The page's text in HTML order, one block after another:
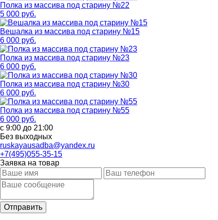
Полка из массива под старину №22
5 000 руб.
Вешалка из массива под старину №15
6 000 руб.
Полка из массива под старину №23
6 000 руб.
Полка из массива под старину №30
6 000 руб.
Полка из массива под старину №55
6 000 руб.
с 9:00 до 21:00
Без выходных
ruskayausadba@yandex.ru
+7(495)055-35-15
Заявка на товар